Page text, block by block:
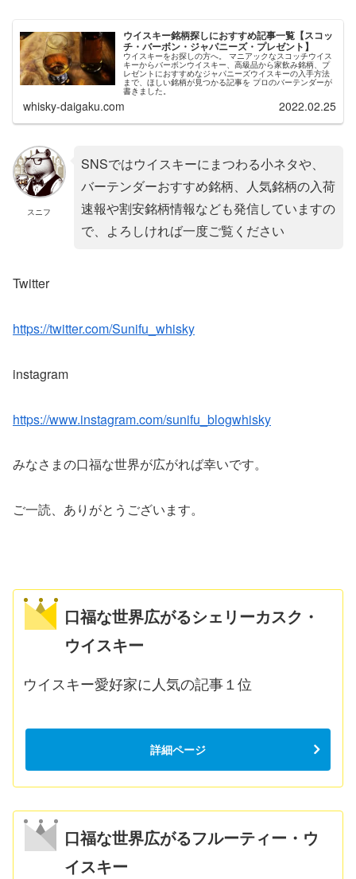
ウイスキー銘柄探しにおすすめ記事一覧【スコッ
チ・バーボン・ジャパニーズ・プレゼント】
ウイスキーをお探しの方へ。 マニアックなスコッチウイス
キーからバーボンウイスキー、高級品から家飲み銘柄、プ
レゼントにおすすめなジャパニーズウイスキーの入手方法
まで、ほしい銘柄が見つかる記事を プロのバーテンダーが
書きました。
whisky-daigaku.com 2022.02.25
スニフ
SNSではウイスキーにまつわる小ネタや、
バーテンダーおすすめ銘柄、人気銘柄の入荷
速報や割安銘柄情報なども発信していますの
で、よろしければ一度ご覧ください
Twitter
https://twitter.com/Sunifu_whisky
instagram
https://www.instagram.com/sunifu_blogwhisky
みなさまの口福な世界が広がれば幸いです。
ご一読、ありがとうございます。
口福な世界広がるシェリーカスク・
ウイスキー
ウイスキー愛好家に人気の記事１位
詳細ページ
口福な世界広がるフルーティー・ウ
イスキー